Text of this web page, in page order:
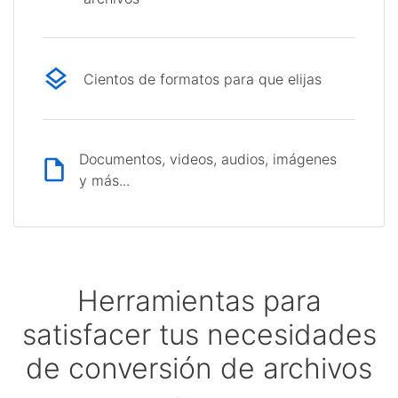
Cientos de formatos para que elijas
Documentos, videos, audios, imágenes
y más...
Herramientas para
satisfacer tus necesidades
de conversión de archivos